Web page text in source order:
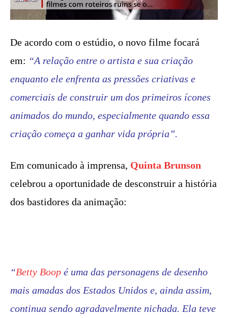
De acordo com o estúdio, o novo filme focará
em: “A relação entre o artista e sua criação
enquanto ele enfrenta as pressões criativas e
comerciais de construir um dos primeiros ícones
animados do mundo, especialmente quando essa
criação começa a ganhar vida própria”.
Em comunicado à imprensa, Quinta Brunson
celebrou a oportunidade de desconstruir a história
dos bastidores da animação:
“Betty Boop é uma das personagens de desenho
mais amadas dos Estados Unidos e, ainda assim,
continua sendo agradavelmente nichada. Ela teve